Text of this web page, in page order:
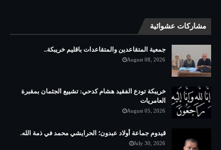
مشاركات عشوائية
جمعية المتقاعدين والمتقاعدات باقليم خريبكة..
August 08, 2026
خريبكة تودع الفقيد هشام كدحي: تشييع الجثمان بمقبرة
العامريات
August 05, 2026
قيدوم جماعة أولاد عبدون؛ الحرايشي محمد في ذمة الله.
July 30, 2026